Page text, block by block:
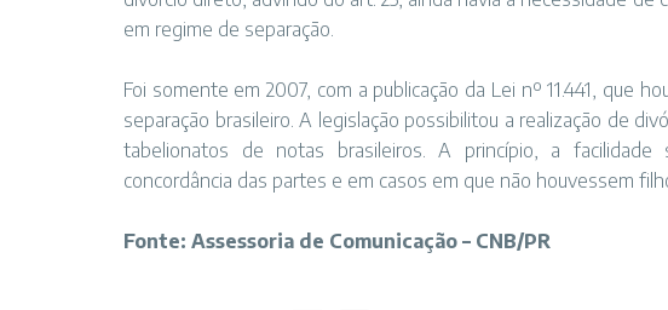
em regime de separação.
Foi somente em 2007, com a publicação da Lei nº 11.441, que
separação brasileiro. A legislação possibilitou a realização de
tabelionatos de notas brasileiros. A princípio, a
concordância das partes e em casos em que não houvessem
Fonte: Assessoria de Comunicação – CNB/PR